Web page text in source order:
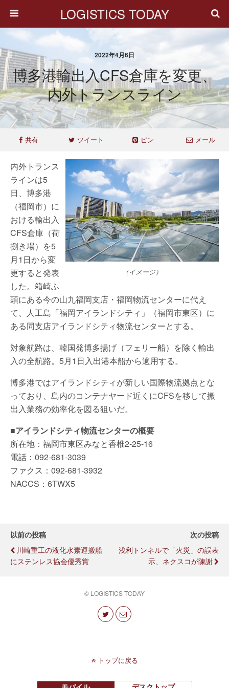
LOGISTICS TODAY
2022年4月6日
博多港輸出入CFS倉庫を変更、
内外トランスライン
共有 ツイート ピン メール
（イメージ）
内外トランス
ラインは5
日、博多港
（福岡市）に
おける輸出入
CFS倉庫（荷
捌き場）を5
月1日から変
更すると発表
した。箱崎ふ
頭にある今の山九福岡支店・福岡物流センターに代え
て、人工島「福岡アイランドシティ」（福岡市東区）に
ある同支店アイランドシティ物流センターとする。
対象航路は、韓国発博多揚げ（フェリー船）を除く輸出
入の全航路。5月1日入出港本船から適用する。
博多港ではアイランドシティが新しい国際物流拠点とな
っており、島内のコンテナヤード近くにCFSを移して搬
出入業務の効率化を図る狙いだ。
■アイランドシティ物流センターの概要
所在地：福岡市東区みなと香椎2-25-16
電話：092-681-3039
ファクス：092-681-3932
NACCS：6TWX5
以前の投稿
川崎重工の液化水素運搬船
にステンレス協会優秀賞
次の投稿
浅利トンネルで「火災」の誤表
示、ネクスコが陳謝
© LOGISTICS TODAY
トップに戻る